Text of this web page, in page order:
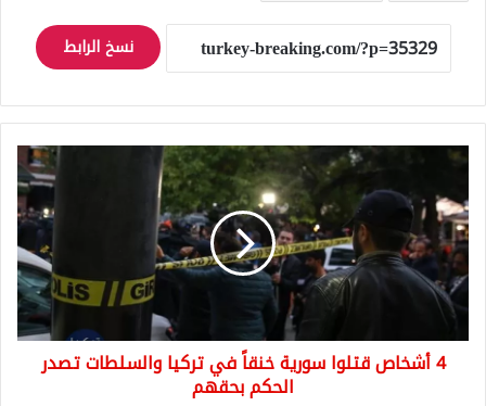
نسخ الرابط
4
قتلوا
سورية
خنقاً
في
تركيا
والسلطات
تصدر
الحكم 4 أشخاص قتلوا سورية خنقاً في تركيا والسلطات تصدر
الحكم بحقهم